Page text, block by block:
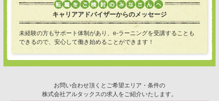
キャリアアドバイザーからのメッセージ
未経験の方もサポート体制があり、e-ラーニングを受講することも
できるので、安心して働き始めることができます！
お問い合わせ頂くとご希望エリア・条件の
株式会社アルタックスの求人をご紹介いたします。